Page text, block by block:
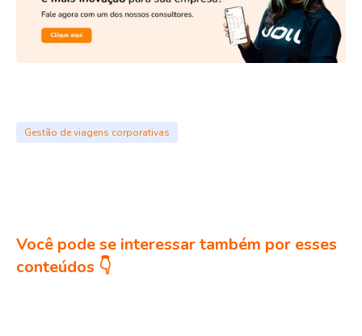
Gestão de viagens corporativas
Você pode se interessar também por esses
conteúdos 👇